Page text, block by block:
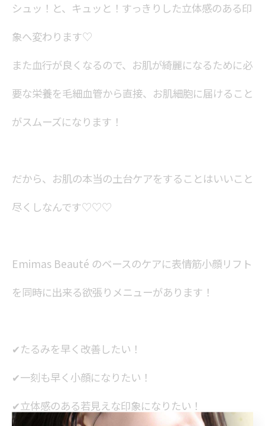
シュッ！と、キュッと！すっきりした立体感のある印
象へ変わります♡
また血行が良くなるので、お肌が綺麗になるために必
要な栄養を毛細血管から直接、お肌細胞に届けること
がスムーズになります！
だから、お肌の本当の土台ケアをすることはいいこと
尽くしなんです♡♡♡
Emimas Beauté のベースのケアに表情筋小顔リフト
を同時に出来る欲張りメニューがあります！
✔たるみを早く改善したい！
✔一刻も早く小顔になりたい！
✔立体感のある若見えな印象になりたい！